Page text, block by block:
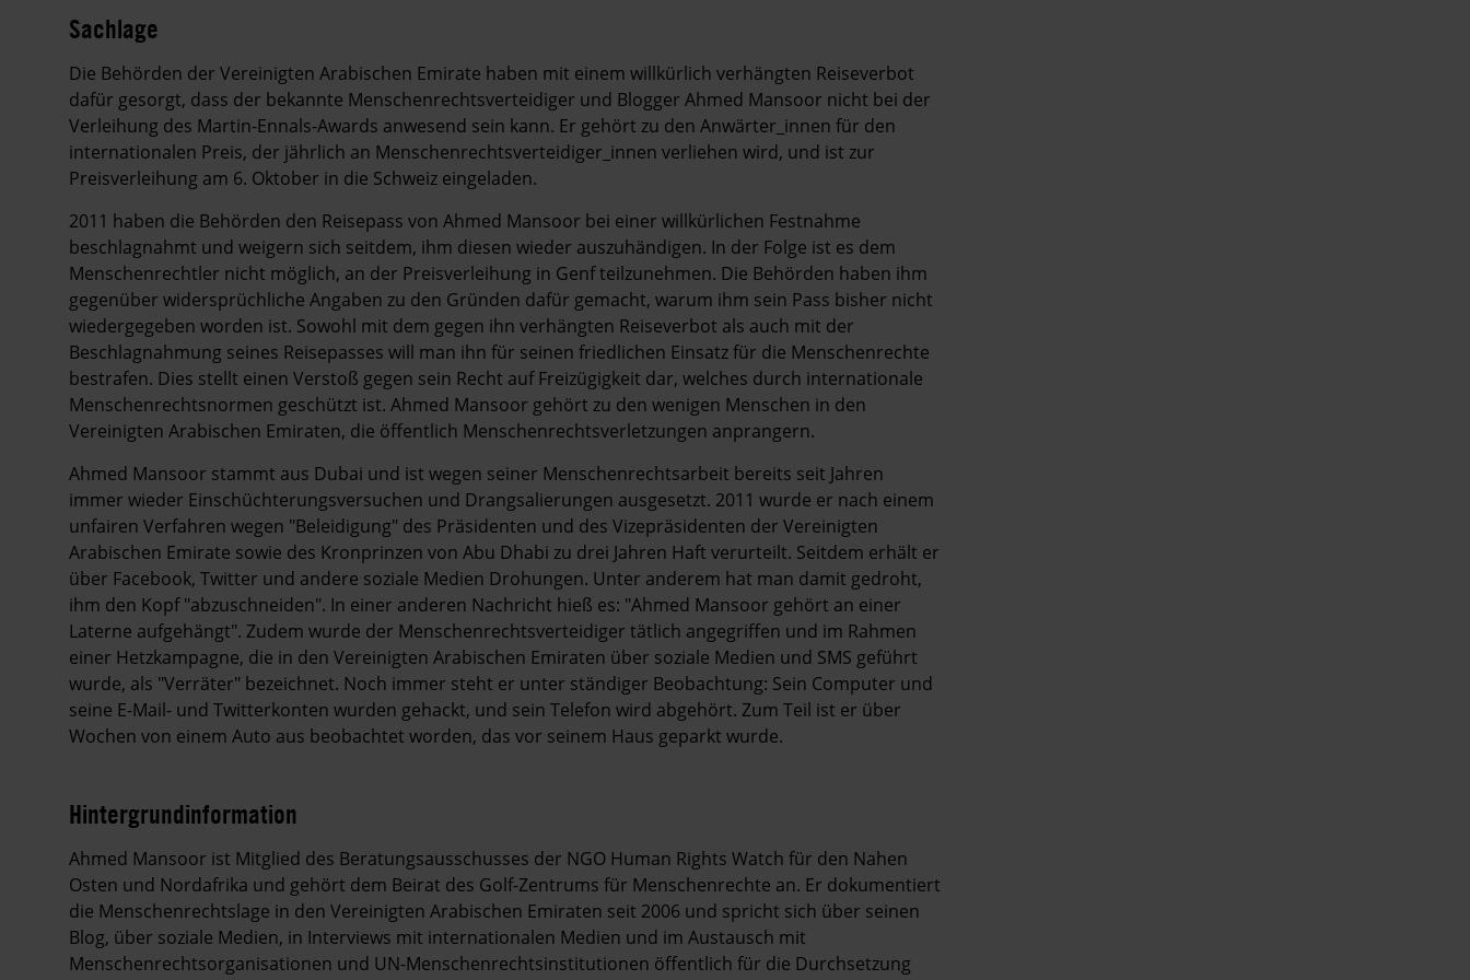
Sachlage
Die Behörden der Vereinigten Arabischen Emirate haben mit einem willkürlich verhängten Reiseverbot
dafür gesorgt, dass der bekannte Menschenrechtsverteidiger und Blogger Ahmed Mansoor nicht bei der
Verleihung des Martin-Ennals-Awards anwesend sein kann. Er gehört zu den Anwärter_innen für den
internationalen Preis, der jährlich an Menschenrechtsverteidiger_innen verliehen wird, und ist zur
Preisverleihung am 6. Oktober in die Schweiz eingeladen.
2011 haben die Behörden den Reisepass von Ahmed Mansoor bei einer willkürlichen Festnahme
beschlagnahmt und weigern sich seitdem, ihm diesen wieder auszuhändigen. In der Folge ist es dem
Menschenrechtler nicht möglich, an der Preisverleihung in Genf teilzunehmen. Die Behörden haben ihm
gegenüber widersprüchliche Angaben zu den Gründen dafür gemacht, warum ihm sein Pass bisher nicht
wiedergegeben worden ist. Sowohl mit dem gegen ihn verhängten Reiseverbot als auch mit der
Beschlagnahmung seines Reisepasses will man ihn für seinen friedlichen Einsatz für die Menschenrechte
bestrafen. Dies stellt einen Verstoß gegen sein Recht auf Freizügigkeit dar, welches durch internationale
Menschenrechtsnormen geschützt ist. Ahmed Mansoor gehört zu den wenigen Menschen in den
Vereinigten Arabischen Emiraten, die öffentlich Menschenrechtsverletzungen anprangern.
Ahmed Mansoor stammt aus Dubai und ist wegen seiner Menschenrechtsarbeit bereits seit Jahren
immer wieder Einschüchterungsversuchen und Drangsalierungen ausgesetzt. 2011 wurde er nach einem
unfairen Verfahren wegen "Beleidigung" des Präsidenten und des Vizepräsidenten der Vereinigten
Arabischen Emirate sowie des Kronprinzen von Abu Dhabi zu drei Jahren Haft verurteilt. Seitdem erhält er
über Facebook, Twitter und andere soziale Medien Drohungen. Unter anderem hat man damit gedroht,
ihm den Kopf "abzuschneiden". In einer anderen Nachricht hieß es: "Ahmed Mansoor gehört an einer
Laterne aufgehängt". Zudem wurde der Menschenrechtsverteidiger tätlich angegriffen und im Rahmen
einer Hetzkampagne, die in den Vereinigten Arabischen Emiraten über soziale Medien und SMS geführt
wurde, als "Verräter" bezeichnet. Noch immer steht er unter ständiger Beobachtung: Sein Computer und
seine E-Mail- und Twitterkonten wurden gehackt, und sein Telefon wird abgehört. Zum Teil ist er über
Wochen von einem Auto aus beobachtet worden, das vor seinem Haus geparkt wurde.
Hintergrundinformation
Hintergrund
Ahmed Mansoor ist Mitglied des Beratungsausschusses der NGO Human Rights Watch für den Nahen
Osten und Nordafrika und gehört dem Beirat des Golf-Zentrums für Menschenrechte an. Er dokumentiert
die Menschenrechtslage in den Vereinigten Arabischen Emiraten seit 2006 und spricht sich über seinen
Blog, über soziale Medien, in Interviews mit internationalen Medien und im Austausch mit
Menschenrechtsorganisationen und UN-Menschenrechtsinstitutionen öffentlich für die Durchsetzung